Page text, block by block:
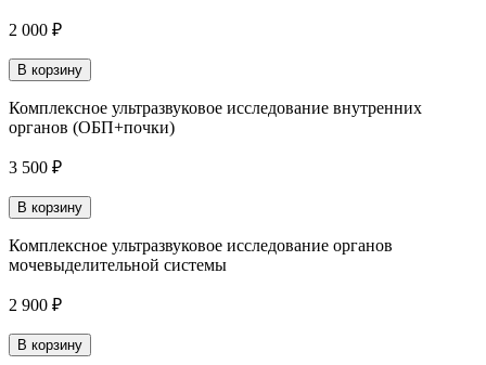
2 000 ₽
В корзину
Комплексное ультразвуковое исследование внутренних
органов (ОБП+почки)
3 500 ₽
В корзину
Комплексное ультразвуковое исследование органов
мочевыделительной системы
2 900 ₽
В корзину